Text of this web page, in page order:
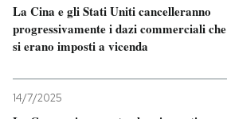
La Cina e gli Stati Uniti cancelleranno
progressivamente i dazi commerciali che
si erano imposti a vicenda
14/7/2025